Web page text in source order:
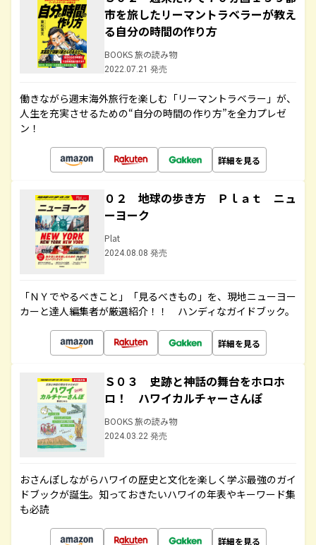
市を旅したリーマントラベラーが教え
る自分の時間の作り方
BOOKS 旅の読み物
2022.07.21 発売
働きながら週末海外旅行を楽しむ「リーマントラベラー」が、
人生を充実させるための“自分の時間の作り方”を全力プレゼ
ン！
詳細を見る
０２ 地球の歩き方 Ｐｌａｔ ニュ
ーヨーク
Plat
2024.08.08 発売
「ＮＹでやるべきこと」「見るべきもの」を、現地ニューヨー
カーと達人編集者が厳選紹介！！ ハンディなガイドブック。
詳細を見る
Ｓ０３ 史跡と神話の舞台をホロホ
ロ！ ハワイカルチャーさんぽ
BOOKS 旅の読み物
2024.03.22 発売
おさんぽしながらハワイの歴史と文化を楽しく学ぶ最強のガイ
ドブックが誕生。知っておきたいハワイの年表やキーワード集
も必読
詳細を見る